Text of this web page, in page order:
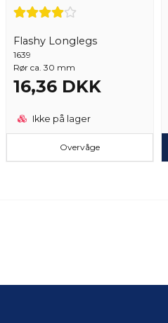
Flashy Longlegs
1639
Rør ca. 30 mm
16,36 DKK
Ikke på lager
Overvåge